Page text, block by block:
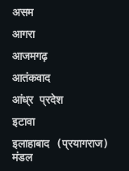
असम
आगरा
आजमगढ़
आतंकवाद
आंध्र प्रदेश
इटावा
इलाहाबाद (प्रयागराज)
मंडल